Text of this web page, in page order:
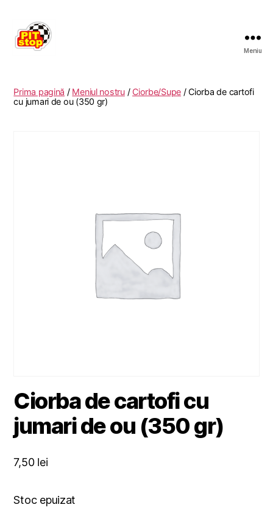
RASNOV
Meniu
Prima pagină / Meniul nostru/ Ciorbe/Supe / Ciorba de cartofi
cu jumari de ou (350 gr)
Ciorba de cartofi cu
jumari de ou (350 gr)
7,50 lei
Stoc epuizat